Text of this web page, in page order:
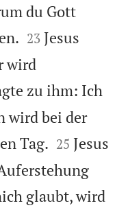
du Gott


23 Jesus
wird
zu ihm: Ich
wird bei der
Tag. 

25 Jesus
glaubt, wird